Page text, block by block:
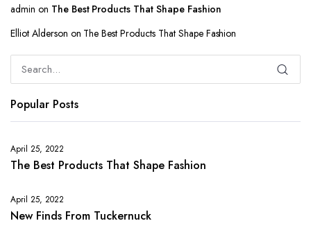
admin on The Best Products That Shape Fashion
Elliot Alderson on The Best Products That Shape Fashion
Popular Posts
April 25, 2022
The Best Products That Shape Fashion
April 25, 2022
New Finds From Tuckernuck